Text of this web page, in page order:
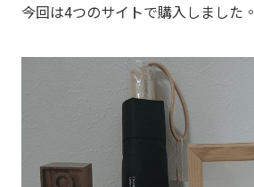
今回は4つのサイトで購入しました。